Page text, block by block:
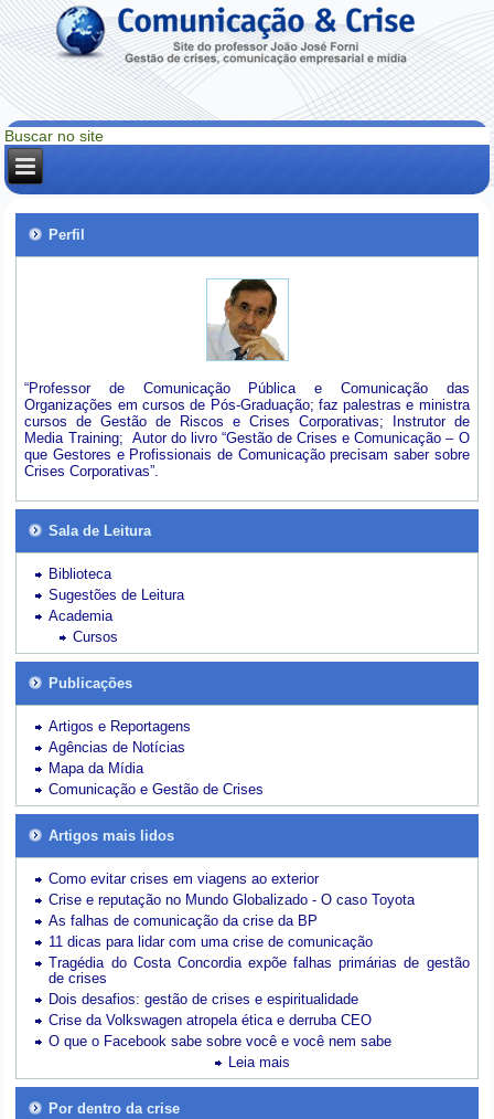
Perfil
“Professor de Comunicação Pública e Comunicação das
Organizações em cursos de Pós-Graduação; faz palestras e ministra
cursos de Gestão de Riscos e Crises Corporativas; Instrutor de
Media Training; Autor do livro “Gestão de Crises e Comunicação – O
que Gestores e Profissionais de Comunicação precisam saber sobre
Crises Corporativas”.
Sala de Leitura
Biblioteca
Sugestões de Leitura
Academia
Cursos
Publicações
Artigos e Reportagens
Agências de Notícias
Mapa da Mídia
Comunicação e Gestão de Crises
Artigos mais lidos
Como evitar crises em viagens ao exterior
Crise e reputação no Mundo Globalizado - O caso Toyota
As falhas de comunicação da crise da BP
11 dicas para lidar com uma crise de comunicação
Tragédia do Costa Concordia expõe falhas primárias de gestão
de crises
Dois desafios: gestão de crises e espiritualidade
Crise da Volkswagen atropela ética e derruba CEO
O que o Facebook sabe sobre você e você nem sabe
Leia mais
Por dentro da crise